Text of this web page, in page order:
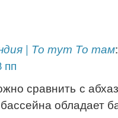
| То тут То там:
пп
сравнить с
обладает